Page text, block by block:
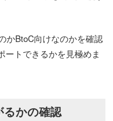
かBtoC向けなのかを確認
ートできるかを見極めま
かの確認